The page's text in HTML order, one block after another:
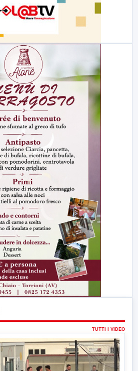
TUTTI I VIDEO